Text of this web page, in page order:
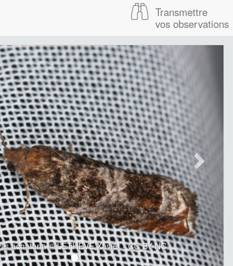
Transmettre
vos observations
achatana © LETHEVE Xavier - CC BY-NC